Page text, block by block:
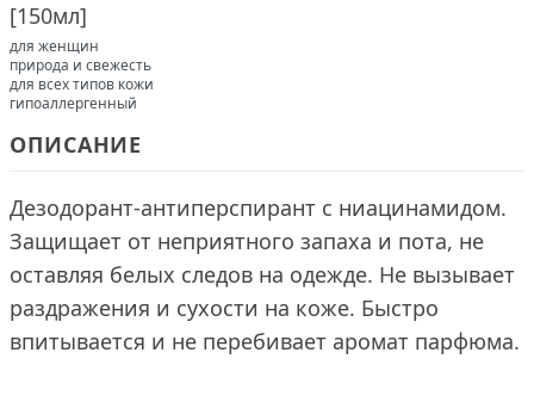
[150мл]
для женщин
природа и свежесть
для всех типов кожи
гипоаллергенный
ОПИСАНИЕ
Дезодорант-антиперспирант с ниацинамидом.
Защищает от неприятного запаха и пота, не
оставляя белых следов на одежде. Не вызывает
раздражения и сухости на коже. Быстро
впитывается и не перебивает аромат парфюма.